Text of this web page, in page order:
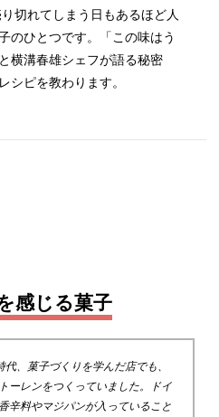
切れてしまう日もあるほど人
のひとつです。「この味はう
横溝春雄シェフが語る秘密
シピを教わります。
感じる菓子
、菓子づくりを学んだ店でも、
ーレンをつくっていました。ドイ
辛料やマジパンが入っていること